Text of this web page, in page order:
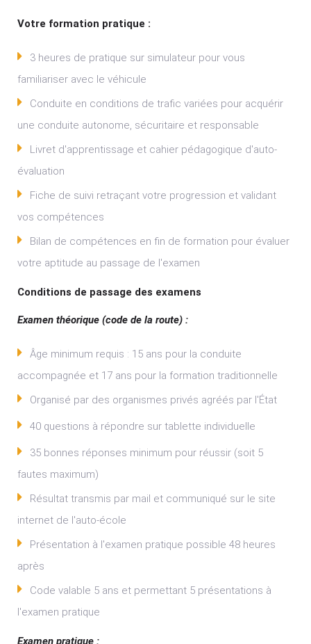
Votre formation pratique :
3 heures de pratique sur simulateur pour vous
familiariser avec le véhicule
Conduite en conditions de trafic variées pour acquérir
une conduite autonome, sécuritaire et responsable
Livret d'apprentissage et cahier pédagogique d'auto-
évaluation
Fiche de suivi retraçant votre progression et validant
vos compétences
Bilan de compétences en fin de formation pour évaluer
votre aptitude au passage de l'examen
Conditions de passage des examens
Examen théorique (code de la route) :
Âge minimum requis : 15 ans pour la conduite
accompagnée et 17 ans pour la formation traditionnelle
Organisé par des organismes privés agréés par l'État
40 questions à répondre sur tablette individuelle
35 bonnes réponses minimum pour réussir (soit 5
fautes maximum)
Résultat transmis par mail et communiqué sur le site
internet de l'auto-école
Présentation à l'examen pratique possible 48 heures
après
Code valable 5 ans et permettant 5 présentations à
l'examen pratique
Examen pratique :